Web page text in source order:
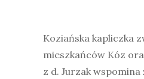
Koziańska kapliczka
mieszkańców Kóz
z d. Jurzak